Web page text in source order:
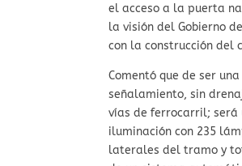
el acceso a la puerta
la visión del Gobierno
con la construcción del
Comentó que de ser
señalamiento, sin
vías de ferrocarril; será
iluminación con 235
laterales del tramo y